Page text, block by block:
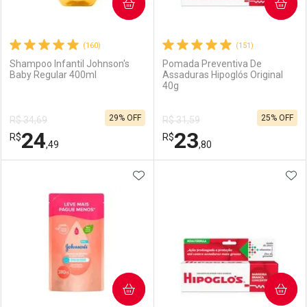
(160)
Shampoo Infantil Johnson's
Baby Regular 400ml
R$ 34,69
R$24,49
29% OFF
COMPRAR
Laboratório
Por Menos
(151)
Pomada Preventiva De
Assaduras Hipoglós Original
40g
R$ 31,59
R$23,80
25% OFF
COMPRAR
ADICIONAR AOS FAVORITOS
COMPRAR COMPRAR